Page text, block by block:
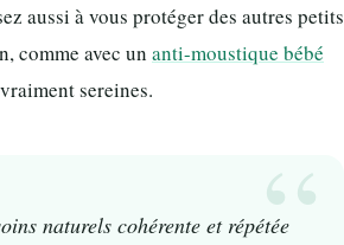
aussi à vous protéger des autres petits
comme avec un anti-moustique bébé
sereines.
naturels cohérente et répétée